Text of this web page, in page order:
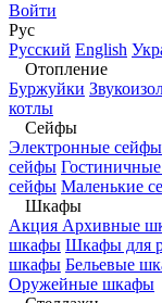
Войти
Рус
Русский English
Отопление
Буржуйки
котлы
Сейфы
Электронные сейфы
сейфы
сейфы Маленькие
Шкафы
Акция Архивные
шкафы Шкафы для
шкафы Бельевые
Оружейные шкафы